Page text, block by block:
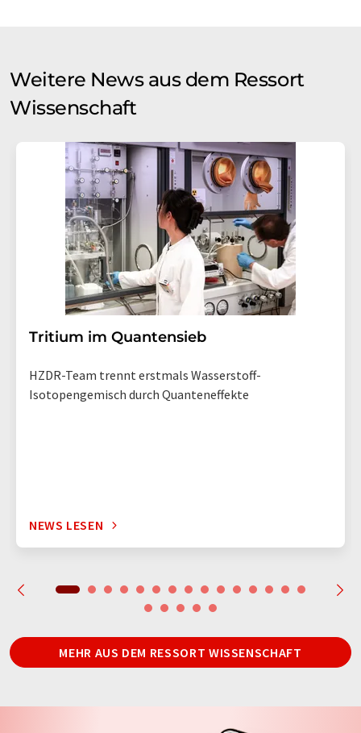
Weitere News aus dem Ressort
Wissenschaft
Tritium im Quantensieb
HZDR-Team trennt erstmals Wasserstoff-
Isotopengemisch durch Quanteneffekte
NEWS LESEN
MEHR AUS DEM RESSORT WISSENSCHAFT